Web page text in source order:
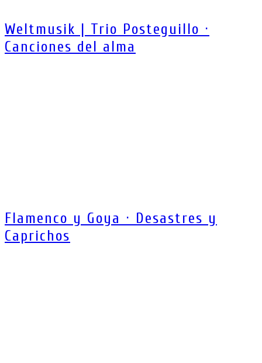
Weltmusik | Trio Posteguillo ·
Canciones del alma
Flamenco y Goya · Desastres y
Caprichos